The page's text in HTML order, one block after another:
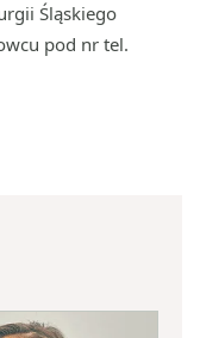
Śląskiego
pod nr tel.